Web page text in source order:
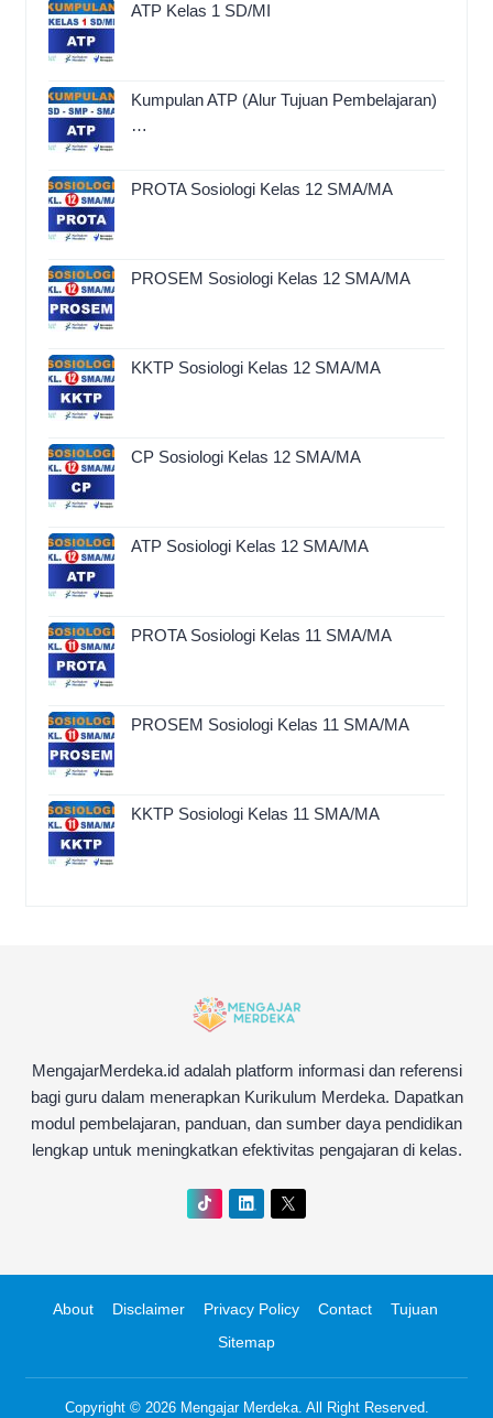
ATP Kelas 1 SD/MI
Kumpulan ATP (Alur Tujuan Pembelajaran)
…
PROTA Sosiologi Kelas 12 SMA/MA
PROSEM Sosiologi Kelas 12 SMA/MA
KKTP Sosiologi Kelas 12 SMA/MA
CP Sosiologi Kelas 12 SMA/MA
ATP Sosiologi Kelas 12 SMA/MA
PROTA Sosiologi Kelas 11 SMA/MA
PROSEM Sosiologi Kelas 11 SMA/MA
KKTP Sosiologi Kelas 11 SMA/MA
MengajarMerdeka.id adalah platform informasi dan referensi
bagi guru dalam menerapkan Kurikulum Merdeka. Dapatkan
modul pembelajaran, panduan, dan sumber daya pendidikan
lengkap untuk meningkatkan efektivitas pengajaran di kelas.
About Disclaimer Privacy Policy Contact
Tujuan
Sitemap
Copyright © 2026 Mengajar Merdeka. All Right Reserved.